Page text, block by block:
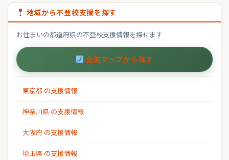
地域から不登校支援を探す
お住まいの都道府県の不登校支援情報を探せます
全国マップから探す
東京都 の支援情報
神奈川県 の支援情報
大阪府 の支援情報
埼玉県 の支援情報